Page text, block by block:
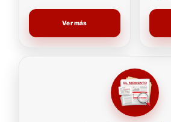
Ver más